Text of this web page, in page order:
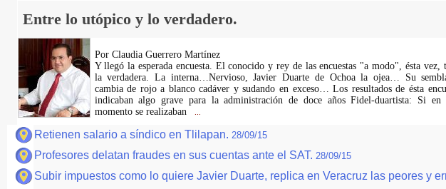
Entre lo utópico y lo verdadero.
Por Claudia Guerrero Martínez
Y llegó la esperada encuesta. El conocido y rey de las encuestas "a modo", ésta vez,
la verdadera. La interna…Nervioso, Javier Duarte de Ochoa la ojea… Su
cambia de rojo a blanco cadáver y sudando en exceso… Los resultados de ésta
indicaban algo grave para la administración de doce años Fidel-duartista: Si en
momento se realizaban
Retienen salario a síndico en Tlilapan. 28/09/15
Profesores delatan fraudes en sus cuentas ante el SAT. 28/09/15
Subir impuestos como lo quiere Javier Duarte, replica en Veracruz las peores y